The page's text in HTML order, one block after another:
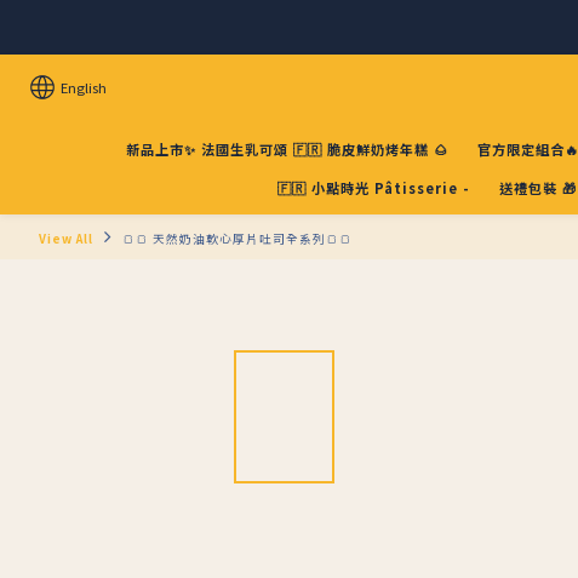
English
新品上市✨ 法國生乳可頌 🇫🇷 脆皮鮮奶烤年糕 🌰 官方限定組合🔥
🇫🇷 小點時光 Pâtisserie -
送禮包裝 🎁
View All 🍞🍞 天然奶油軟心厚片吐司全系列🍞🍞